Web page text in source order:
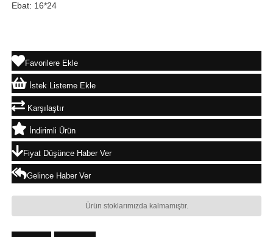
Ebat: 16*24
Favorilere Ekle
İstek Listeme Ekle
Karşılaştır
İndirimli Ürün
Fiyat Düşünce Haber Ver
Gelince Haber Ver
Ürün stoklarımızda kalmamıştır.